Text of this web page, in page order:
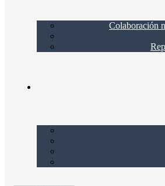
Colaboración